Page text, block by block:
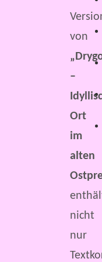
von
–
Ort
im
alten
nicht
nur